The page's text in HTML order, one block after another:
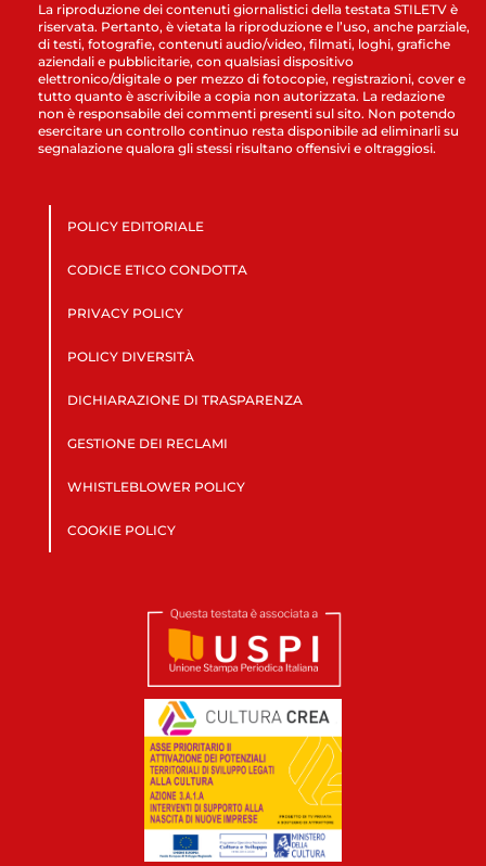
La riproduzione dei contenuti giornalistici della testata STILETV è
riservata. Pertanto, è vietata la riproduzione e l’uso, anche parziale,
di testi, fotografie, contenuti audio/video, filmati, loghi, grafiche
aziendali e pubblicitarie, con qualsiasi dispositivo
elettronico/digitale o per mezzo di fotocopie, registrazioni, cover e
tutto quanto è ascrivibile a copia non autorizzata. La redazione
non è responsabile dei commenti presenti sul sito. Non potendo
esercitare un controllo continuo resta disponibile ad eliminarli su
segnalazione qualora gli stessi risultano offensivi e oltraggiosi.
POLICY EDITORIALE
CODICE ETICO CONDOTTA
PRIVACY POLICY
POLICY DIVERSITÀ
DICHIARAZIONE DI TRASPARENZA
GESTIONE DEI RECLAMI
WHISTLEBLOWER POLICY
COOKIE POLICY